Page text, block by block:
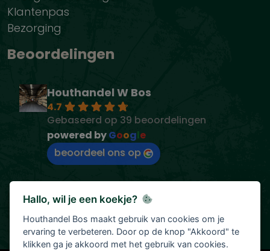
Klantenpas
Bezorging
Beoordelingen
Houthandel W Bos
4.7
Gebaseerd op 39 beoordelingen
powered byGoogle
beoordeel ons op
Hallo, wil je een koekje?
Houthandel Bos maakt gebruik van cookies om je
ervaring te verbeteren. Door op de knop "Akkoord" te
klikken ga je akkoord met het gebruik van cookies.